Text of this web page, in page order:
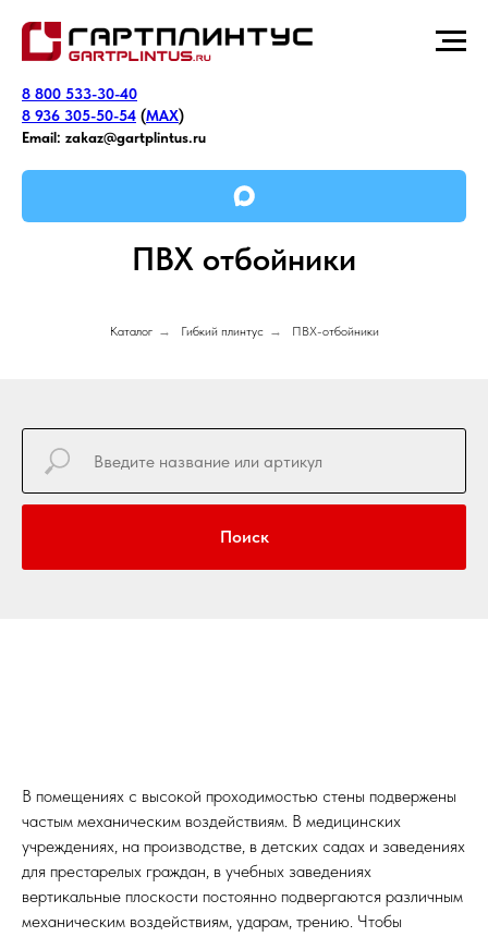
8 800 533-30-40
8 936 305-50-54 (MAX)
Email: zakaz@gartplintus.ru
ПВХ отбойники
Каталог → Гибкий плинтус → ПВХ-отбойники
Поиск
В помещениях с высокой проходимостью стены подвержены
частым механическим воздействиям. В медицинских
учреждениях, на производстве, в детских садах и заведениях
для престарелых граждан, в учебных заведениях
вертикальные плоскости постоянно подвергаются различным
механическим воздействиям, ударам, трению. Чтобы